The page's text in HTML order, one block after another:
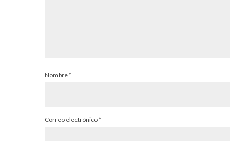
Nombre*
Correo electrónico*